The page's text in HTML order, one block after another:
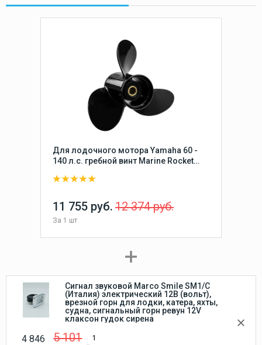
Для лодочного мотора Yamaha 60 -
140 л.с. гребной винт Marine Rocket
алюминиевый 15 шлицов
11 755 руб. 12 374 руб.
За 1 шт
Сигнал звуковой Marco Smile SM1/C
(Италия) электрический 12В (вольт),
врезной горн для лодки, катера, яхты,
судна, сигнальный горн ревун 12V
клаксон гудок сирена
4 846
5 101
1